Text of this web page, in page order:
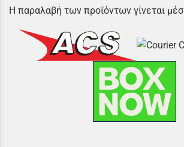
Η παραλαβή των προϊόντων γίνεται